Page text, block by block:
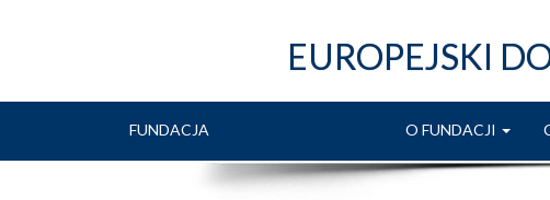
EUROPEJSKI
FUNDACJA O FUNDACJI